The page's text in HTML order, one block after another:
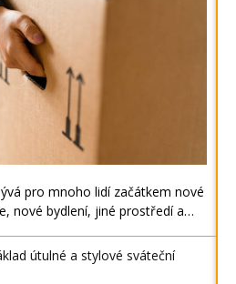
pro mnoho lidí začátkem nové
nové bydlení, jiné prostředí a…
útulné a stylové sváteční